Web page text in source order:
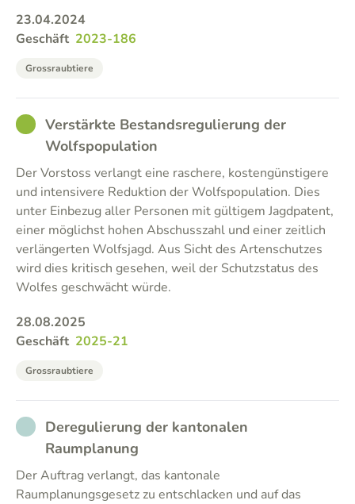
23.04.2024
Geschäft 2023-186
Grossraubtiere
GOODVerstärkte Bestandsregulierung der
Wolfspopulation
Der Vorstoss verlangt eine raschere, kostengünstigere
und intensivere Reduktion der Wolfspopulation. Dies
unter Einbezug aller Personen mit gültigem Jagdpatent,
einer möglichst hohen Abschusszahl und einer zeitlich
verlängerten Wolfsjagd. Aus Sicht des Artenschutzes
wird dies kritisch gesehen, weil der Schutzstatus des
Wolfes geschwächt würde.
28.08.2025
Geschäft 2025-21
Grossraubtiere
NOT_PARTICIPATED
Deregulierung der kantonalen
Raumplanung
Der Auftrag verlangt, das kantonale
Raumplanungsgesetz zu entschlacken und auf das